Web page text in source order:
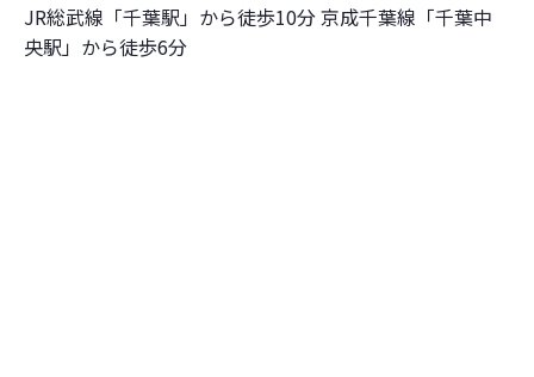
JR総武線「千葉駅」から徒歩10分 京成千葉線「千葉中
央駅」から徒歩6分